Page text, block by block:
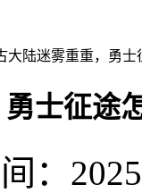
大陆迷雾重重，勇士
士征途
：